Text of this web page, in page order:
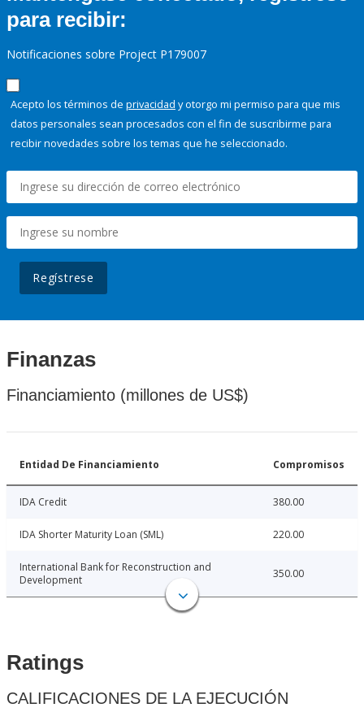
para recibir:
Notificaciones sobre Project P179007
Acepto los términos de privacidad y otorgo mi permiso para que mis
datos personales sean procesados con el fin de suscribirme para
recibir novedades sobre los temas que he seleccionado.
Regístrese
Finanzas
Financiamiento (millones de US$)
Entidad De Financiamiento Compromisos
IDA Credit 380.00
IDA Shorter Maturity Loan (SML) 220.00
International Bank for Reconstruction and
Development
350.00
Ratings
CALIFICACIONES DE LA EJECUCIÓN